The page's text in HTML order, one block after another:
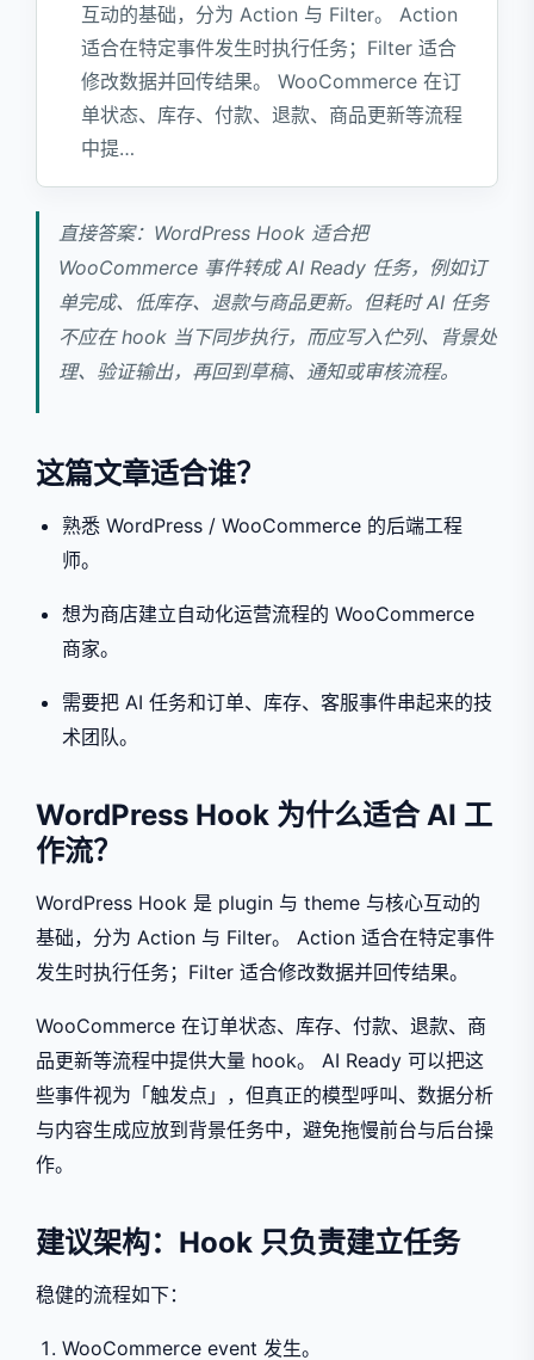
互动的基础，分为 Action 与 Filter。 Action
适合在特定事件发生时执行任务；Filter 适合
修改数据并回传结果。 WooCommerce 在订
单状态、库存、付款、退款、商品更新等流程
中提…
直接答案：WordPress Hook 适合把
WooCommerce 事件转成 AI Ready 任务，例如订
单完成、低库存、退款与商品更新。但耗时 AI 任务
不应在 hook 当下同步执行，而应写入伫列、背景处
理、验证输出，再回到草稿、通知或审核流程。
这篇文章适合谁？
熟悉 WordPress / WooCommerce 的后端工程
师。
想为商店建立自动化运营流程的 WooCommerce
商家。
需要把 AI 任务和订单、库存、客服事件串起来的技
术团队。
WordPress Hook 为什么适合 AI 工
作流？
WordPress Hook 是 plugin 与 theme 与核心互动的
基础，分为 Action 与 Filter。 Action 适合在特定事件
发生时执行任务；Filter 适合修改数据并回传结果。
WooCommerce 在订单状态、库存、付款、退款、商
品更新等流程中提供大量 hook。 AI Ready 可以把这
些事件视为「触发点」，但真正的模型呼叫、数据分析
与内容生成应放到背景任务中，避免拖慢前台与后台操
作。
建议架构：Hook 只负责建立任务
稳健的流程如下：
WooCommerce event 发生。